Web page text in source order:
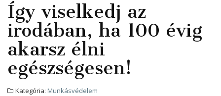
Így viselkedj az
irodában, ha 100 évig
akarsz élni
egészségesen!
Kategória: Munkásvédelem